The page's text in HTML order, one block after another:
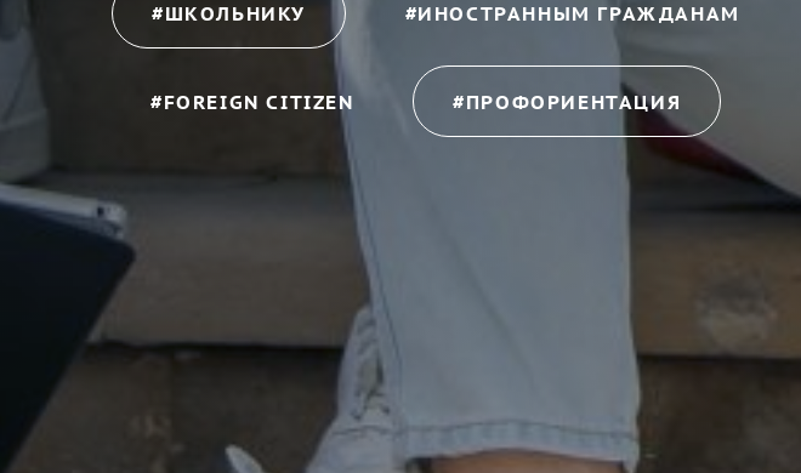
#ШКОЛЬНИКУ #ИНОСТРАННЫМ ГРАЖДАНАМ
#FOREIGN CITIZEN #ПРОФОРИЕНТАЦИЯ